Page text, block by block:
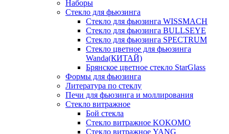
Наборы
Стекло для фьюзинга
Стекло для фьюзинга WISSMACH
Стекло для фьюзинга BULLSEYE
Стекло для фьюзинга SPECTRUM
Стекло цветное для фьюзинга
Wanda(КИТАЙ)
Брянское цветное стекло StarGlass
Формы для фьюзинга
Литература по стеклу
Печи для фьюзинга и моллирования
Стекло витражное
Бой стекла
Стекло витражное KOKOMO
Стекло витражное YANG